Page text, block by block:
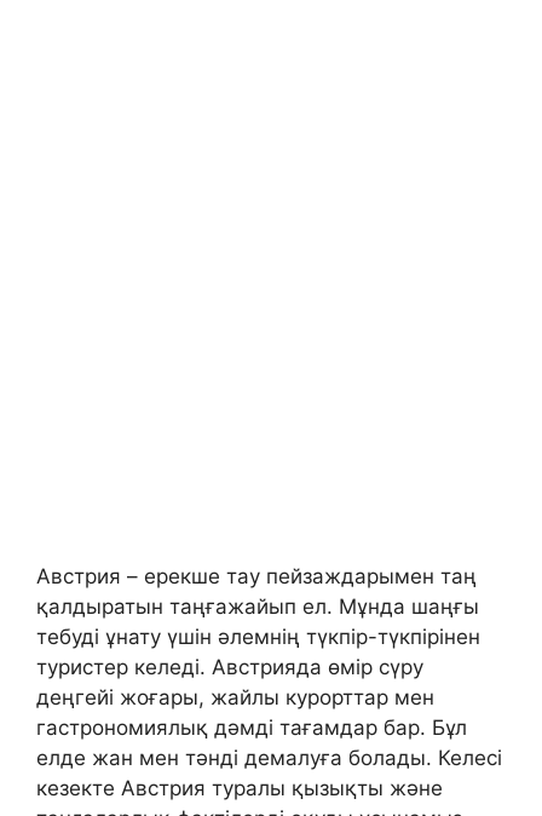
Австрия – ерекше тау пейзаждарымен таң
қалдыратын таңғажайып ел. Мұнда шаңғы
тебуді ұнату үшін әлемнің түкпір-түкпірінен
туристер келеді. Австрияда өмір сүру
деңгейі жоғары, жайлы курорттар мен
гастрономиялық дәмді тағамдар бар. Бұл
елде жан мен тәнді демалуға болады. Келесі
кезекте Австрия туралы қызықты және